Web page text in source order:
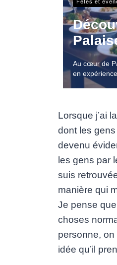
Fêtes et
Au cœur de
en
Lorsque j’ai
dont les
devenu
les gens par
suis
manière qui
Je pense
choses
personne, on
idée qu’il